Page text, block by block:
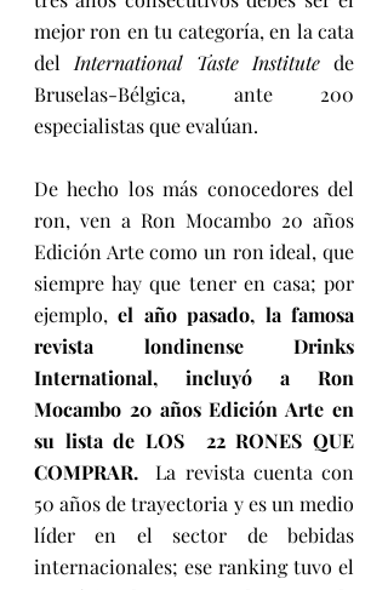
mejor ron en tu categoría, en la cata
del International Taste Institute de
Bruselas-Bélgica, ante 200
especialistas que evalúan.
De hecho los más conocedores del
ron, ven a Ron Mocambo 20 años
Edición Arte como un ron ideal, que
siempre hay que tener en casa; por
ejemplo, el año pasado, la famosa
revista londinense Drinks
International, incluyó a Ron
Mocambo 20 años Edición Arte en
su lista de LOS  22 RONES QUE
COMPRAR.
  La revista cuenta con
50 años de trayectoria y es un medio
líder en el sector de bebidas
internacionales; ese ranking tuvo el